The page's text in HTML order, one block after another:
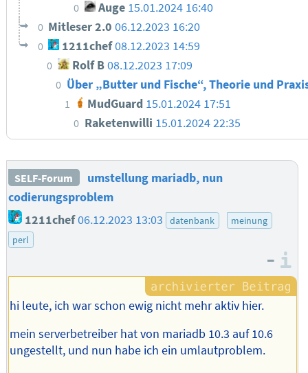
0 Auge 15.01.2024 16:40
0 Mitleser 2.006.12.2023 16:20
0 1211chef08.12.2023 14:59
0 Rolf B08.12.2023 17:09
0 Über „Butter und Fische“, Theorie und
1 MudGuard 15.01.2024 17:51
0 Raketenwilli 15.01.2024 22:35
SELF-Forum
umstellung mariadb, nun
codierungsproblem
1211chef 06.12.2023 13:03 datenbank
meinung
perl
–
hi leute, ich war schon ewig nicht mehr aktiv hier.
mein serverbetreiber hat von mariadb 10.3 auf 10.6
ungestellt, und nun habe ich ein umlautproblem.